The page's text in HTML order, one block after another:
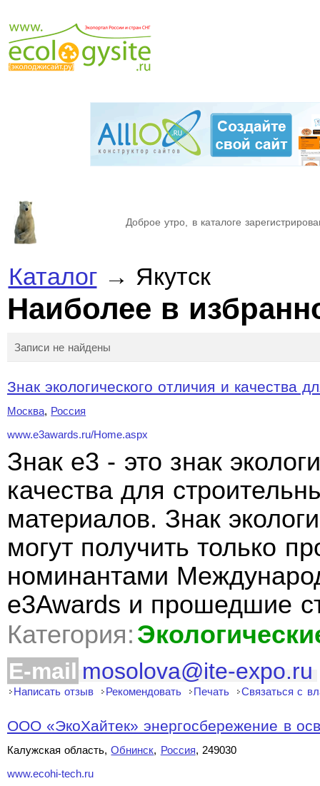
Доброе утро, в каталоге
Каталог→ Якутск
Наиболее в
Записи не найдены
Знак экологического отличия и качества
Москва, Россия
www.e3awards.ru/Home.aspx
Знак e3 - это знак
качества для
материалов. Знак
могут получить только
номинантами
e3Awards и прошедшие
Категория:
E-mail mosolova@ite-expo.ru
Написать отзыв Рекомендовать Печать Связаться с
ООО «ЭкоХайтек» энергосбережение в
Калужская область,Обнинск, Россия, 249030
www.ecohi-tech.ru